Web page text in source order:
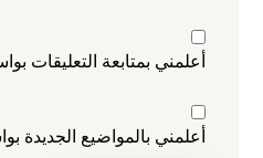
أعلمني بمتابعة التعليقات
أعلمني بالمواضيع الجديدة